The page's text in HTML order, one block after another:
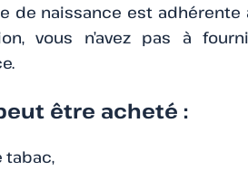
de naissance est adhérente
vous n’avez pas à
être acheté :
tabac,